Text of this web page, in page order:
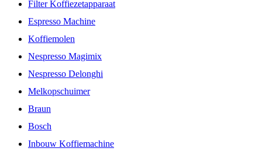
Filter Koffiezetapparaat
Espresso Machine
Koffiemolen
Nespresso Magimix
Nespresso Delonghi
Melkopschuimer
Braun
Bosch
Inbouw Koffiemachine